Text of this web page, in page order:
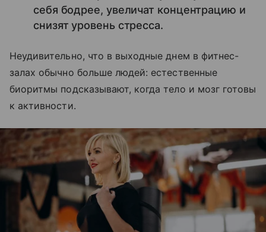
себя бодрее, увеличат концентрацию и
снизят уровень стресса.
Неудивительно, что в выходные днем в фитнес-
залах обычно больше людей: естественные
биоритмы подсказывают, когда тело и мозг готовы
к активности.